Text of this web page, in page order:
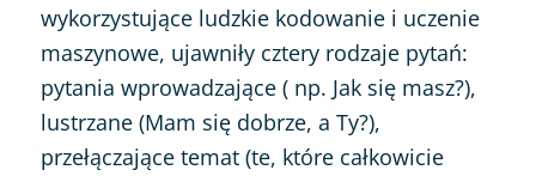
wykorzystujące ludzkie kodowanie i uczenie
maszynowe, ujawniły cztery rodzaje pytań:
pytania wprowadzające ( np. Jak się masz?),
lustrzane (Mam się dobrze, a Ty?),
przełączające temat (te, które całkowicie